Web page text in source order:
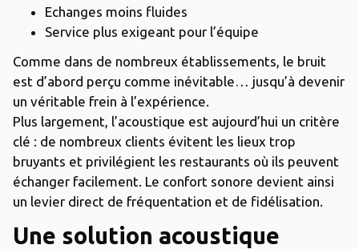
Echanges moins fluides
Service plus exigeant pour l’équipe
Comme dans de nombreux établissements, le bruit
est d’abord perçu comme inévitable… jusqu’à devenir
un véritable frein à l’expérience.
Plus largement, l’acoustique est aujourd’hui un critère
clé : de nombreux clients évitent les lieux trop
bruyants et privilégient les restaurants où ils peuvent
échanger facilement. Le confort sonore devient ainsi
un levier direct de fréquentation et de fidélisation.
Une solution acoustique